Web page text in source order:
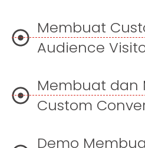
Membuat
Audience
Membuat dan
Custom
Demo